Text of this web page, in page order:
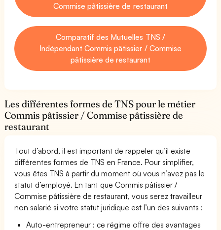
Commise pâtissière de restaurant
Comparatif des Mutuelles TNS /
Indépendant Commis pâtissier / Commise
pâtissière de restaurant
Les différentes formes de TNS pour le métier
Commis pâtissier / Commise pâtissière de
restaurant
Tout d’abord, il est important de rappeler qu’il existe
différentes formes de TNS en France. Pour simplifier,
vous êtes TNS à partir du moment où vous n’avez pas le
statut d’employé. En tant que Commis pâtissier /
Commise pâtissière de restaurant, vous serez travailleur
non salarié si votre statut juridique est l’un des suivants :
Auto-entrepreneur : ce régime offre des avantages